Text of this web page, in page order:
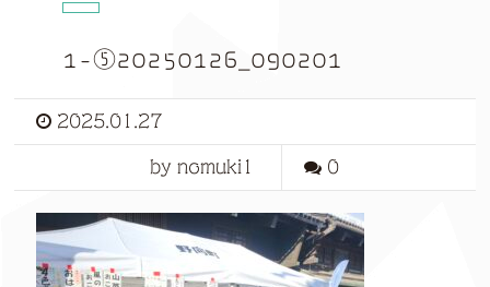
1-⑤20250126_090201
2025.01.27
by nomuki1 0